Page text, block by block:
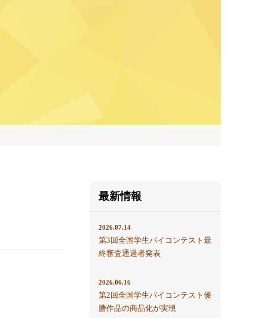
最新情報
2026.07.14
第3回全国学生パイコンテスト最
終審査通過者発表
2026.06.16
第2回全国学生パイコンテスト優
勝作品の商品化が実現